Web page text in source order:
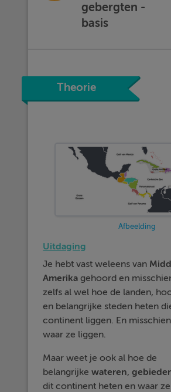
gebergten -
basis
Theorie
Afbeelding
Uitdaging
Je hebt vast weleens van
Amerika gehoord en
zelfs al wel hoe de landen,
en belangrijke steden heten
continent liggen. En
waar ze liggen.
Maar weet je ook al hoe de
belangrijkewateren,
dit continent heten en waar